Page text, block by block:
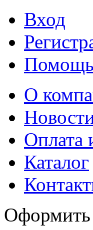
Вход
Помощь
О
Оплата
Каталог
Оформить